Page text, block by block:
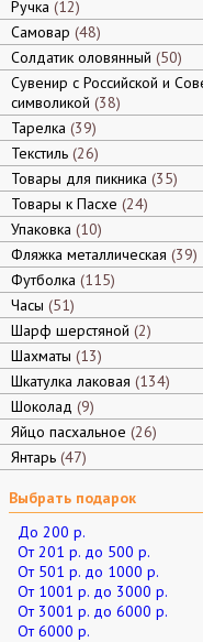
Ручка 12
Самовар 48
Солдатик оловянный 50
Сувенир с Российской и
символикой 38
Тарелка 39
Текстиль 26
Товары для пикника 35
Товары к Пасхе 24
Упаковка 10
Фляжка металлическая 39
Футболка 115
Часы 51
Шарф шерстяной 2
Шахматы 13
Шкатулка лаковая 134
Шоколад 9
Яйцо пасхальное 26
Янтарь 47
Выбрать подарок
До 200 р.
От 201 р. до 500 р.
От 501 р. до 1000 р.
От 1001 р. до 3000 р.
От 3001 р. до 6000 р.
От 6000 р.